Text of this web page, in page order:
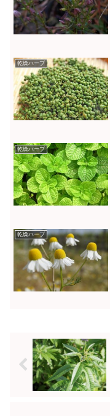
乾燥ハーブ
乾燥ハーブ
乾燥ハーブ